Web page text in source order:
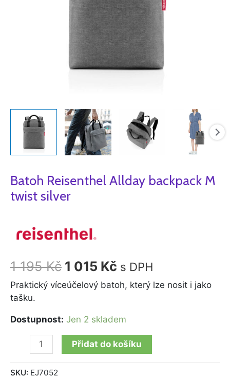
Batoh Reisenthel Allday backpack M
twist silver
1 195Kč 1 015 Kč s DPH
Praktický víceúčelový batoh, který lze nosit i jako
tašku.
Dostupnost: Jen 2 skladem
Přidat do košíku
SKU: EJ7052